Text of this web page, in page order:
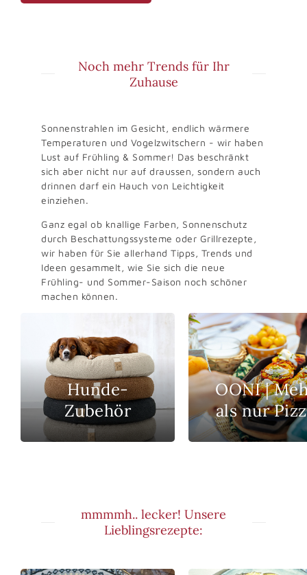
Noch mehr Trends für Ihr
Zuhause
Sonnenstrahlen im Gesicht, endlich wärmere
Temperaturen und Vogelzwitschern - wir haben
Lust auf Frühling & Sommer! Das beschränkt
sich aber nicht nur auf draussen, sondern auch
drinnen darf ein Hauch von Leichtigkeit
einziehen.
Ganz egal ob knallige Farben, Sonnenschutz
durch Beschattungssysteme oder Grillrezepte,
wir haben für Sie allerhand Tipps, Trends und
Ideen gesammelt, wie Sie sich die neue
Frühling- und Sommer-Saison noch schöner
machen können.
Hunde-
Zubehör
OONI |
als nur
mmmmh.. lecker! Unsere
Lieblingsrezepte: